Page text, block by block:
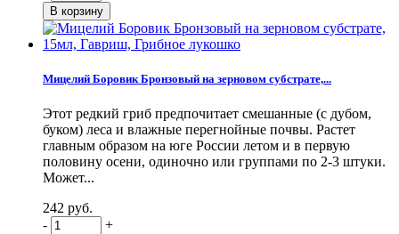
Мицелий Боровик Бронзовый на зерновом субстрате,...
Этот редкий гриб предпочитает смешанные (с дубом,
буком) леса и влажные перегнойные почвы. Растет
главным образом на юге России летом и в первую
половину осени, одиночно или группами по 2-3 штуки.
Может...
242 руб.
-
+